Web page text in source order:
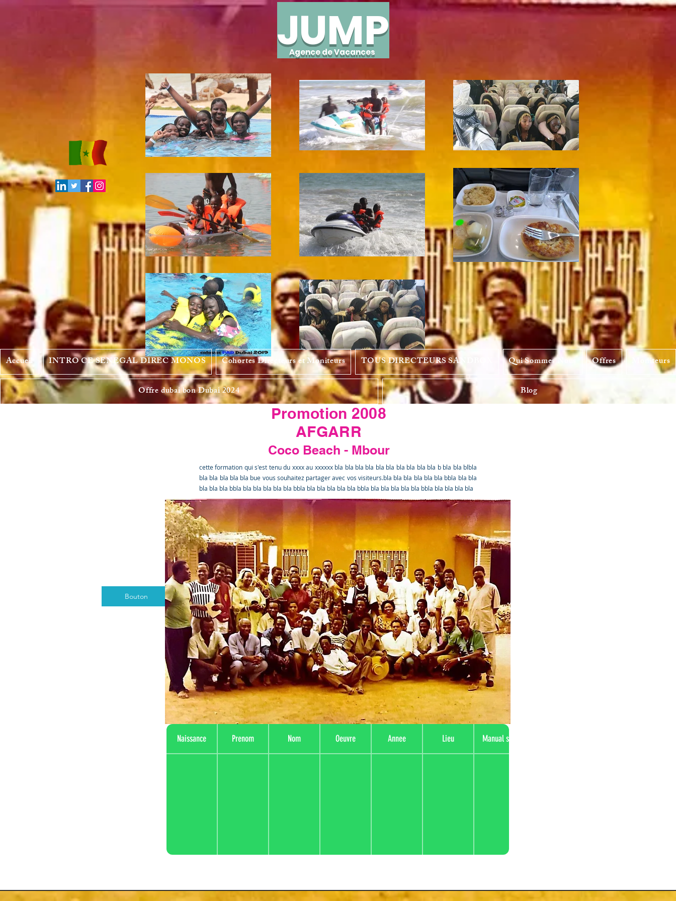
JUMP
Agence de Vacances
Accueil INTRO CE SENEGAL DIREC MONOS Cohortes Directeurs et Moniteurs TOUS DIRECTEURS SANDBOX Qui Sommes Nous Offres Moniteurs
Offre dubai bon Dubai 2024 Blog
Promotion 2008
AFGARR
Coco Beach - Mbour
cette formation qui s'est tenu du xxxx au xxxxxx bla bla bla bla bla bla bla bla bla bla b bla bla blbla
bla bla bla bla bla bue vous souhaitez partager avec vos visiteurs.bla bla bla bla bla bla bbla bla bla
bla bla bla bbla bla bla bla bla bla bbla bla bla bla bla bla bbla bla bla bla bla bla bbla bla bla bla bla
Bouton
Naissance Prenom Nom Oeuvre Annee Lieu Manual sort